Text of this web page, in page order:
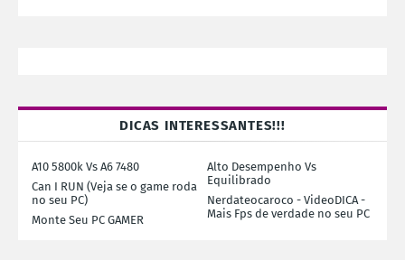
DICAS INTERESSANTES!!!
A10 5800k Vs A6 7480
Alto Desempenho Vs
Equilibrado
Can I RUN (Veja se o game roda
no seu PC)
Nerdateocaroco - VideoDICA -
Mais Fps de verdade no seu PC
Monte Seu PC GAMER